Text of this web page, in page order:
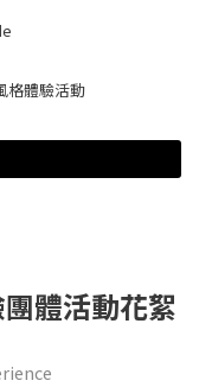
格體驗活動
體活動花絮